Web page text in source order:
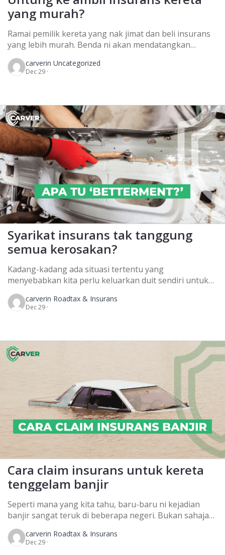
yang murah?
Ramai pemilik kereta yang nak jimat dan beli insurans
yang lebih murah. Benda ni akan mendatangkan
masalah bila kemalangan berlaku dan kereta anda
‘underinsured’. Underinsured ni adalah perlindungan
insurans kenderaan dibawah nilai pasaran yang dah
lebih rela ambil underinsured untuk […]
carverin Uncategorized
Dec 29 ·
Syarikat insurans tak tanggung
semua kerosakan?
Kadang-kadang ada situasi tertentu yang
menyebabkan kita perlu keluarkan duit sendiri untuk
tambah bayaran kos baikpulih kerosakan kereta sebab
syarikat insurans tak bayar keseluruhan. Mungkin ada
yang pelik kenapa bila berlakunya kemalangan,
walalupun kita ambil insurans komprehensif. Bila jadi
macam ni, […]
carverin Roadtax & Insurans
Dec 29 ·
Cara claim insurans untuk kereta
tenggelam banjir
Seperti mana yang kita tahu, baru-baru ni kejadian
banjir sangat teruk di beberapa negeri. Bukan sahaja
kereta, rumah dan harta benda yang rosak, nyawa juga
turut terkorban. Ada mangsa banjir yang terpaksa
duduk di atas bumbung selama 3 hari sebelum bantuan
carverin Roadtax & Insurans
Dec 29 ·